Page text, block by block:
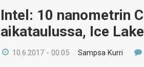
Intel: 10 nanometrin
aikataulussa, Ice
10.6.2017 - 00:05 /Sampsa Kurri